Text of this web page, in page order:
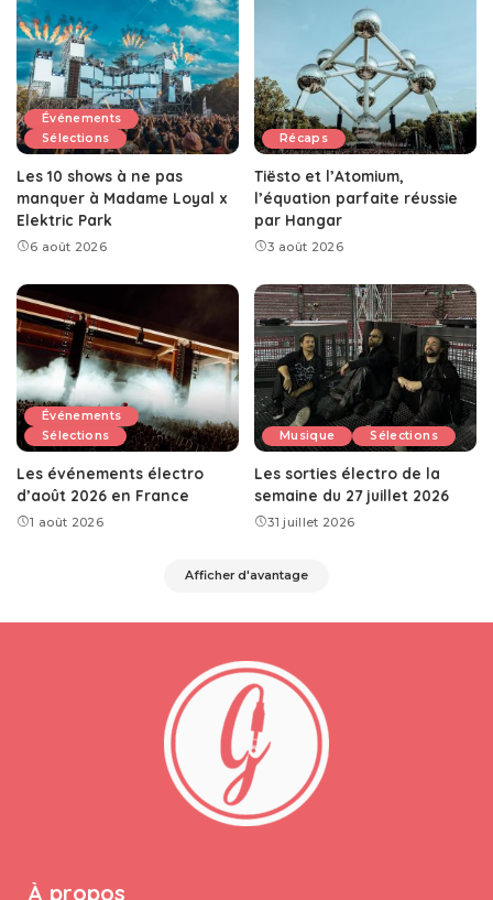
Événements
Sélections
Les 10 shows à ne pas
manquer à Madame Loyal x
Elektric Park
6 août 2026
Récaps
Tiësto et l’Atomium,
l’équation parfaite réussie
par Hangar
3 août 2026
Événements
Sélections
Les événements électro
d’août 2026 en France
1 août 2026
Musique Sélections
Les sorties électro de la
semaine du 27 juillet 2026
31 juillet 2026
Afficher d'avantage
À propos